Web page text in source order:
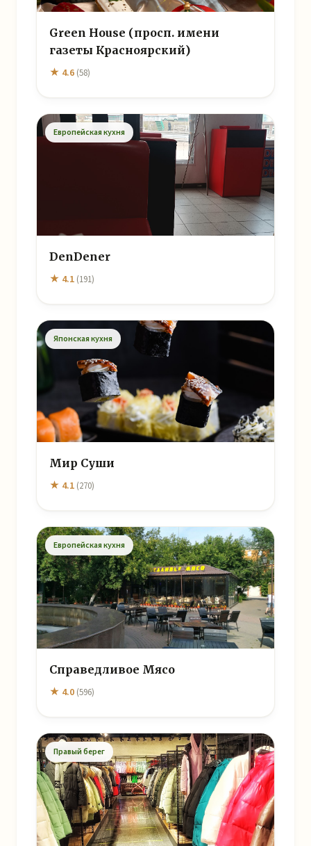
Green House (просп. имени
газеты Красноярский)
★ 4.6 (58)
Европейская кухня
DenDener
★ 4.1 (191)
Японская кухня
Мир Суши
★ 4.1 (270)
Европейская кухня
Справедливое Мясо
★ 4.0 (596)
Правый берег